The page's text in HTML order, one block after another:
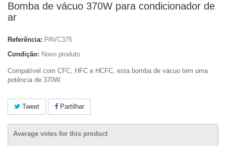
Bomba de vácuo 370W para condicionador de
ar
Referência: PAVC375
Condição: Novo produto
Compatível com CFC, HFC e HCFC, esta bomba de vácuo tem uma
potência de 370W.
Tweet Partilhar
Average votes for this product